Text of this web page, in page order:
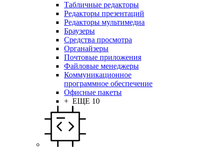
Табличные редакторы
Редакторы презентаций
Редакторы мультимедиа
Браузеры
Средства просмотра
Органайзеры
Почтовые приложения
Файловые менеджеры
Коммуникационное
программное обеспечение
Офисные пакеты
+ ЕЩЕ 10